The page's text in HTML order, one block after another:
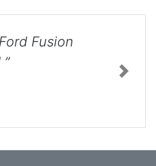
Fusion
Next